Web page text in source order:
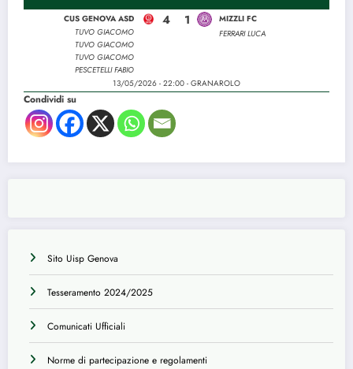
Sito Uisp Genova
Tesseramento 2024/2025
Comunicati Ufficiali
Norme di partecipazione e regolamenti
CUS GENOVA ASD
TUVO GIACOMO
TUVO GIACOMO
TUVO GIACOMO
PESCETELLI FABIO
4 1
MIZZLI FC
FERRARI LUCA
13/05/2026 - 22:00 - GRANAROLO
Condividi su